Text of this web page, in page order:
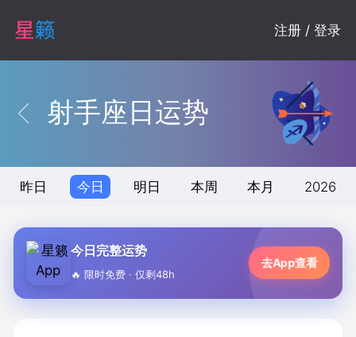
注册 / 登录
射手座日运势
昨日 今日 明日 本周 本月 2026
今日完整运势
🔥 限时免费 · 仅剩48h
去App查看